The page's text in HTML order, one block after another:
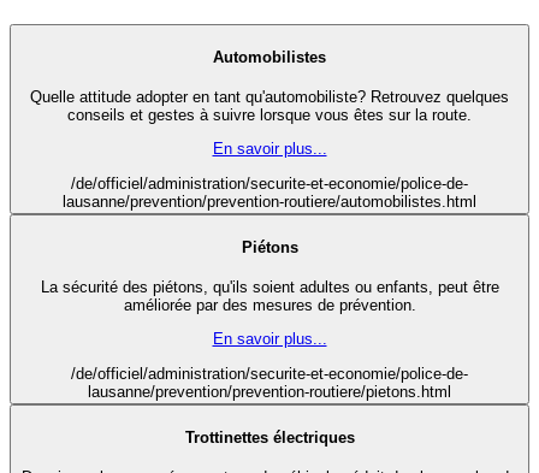
Automobilistes
Quelle attitude adopter en tant qu'automobiliste? Retrouvez quelques
conseils et gestes à suivre lorsque vous êtes sur la route.
En savoir plus...
/de/officiel/administration/securite-et-economie/police-de-
lausanne/prevention/prevention-routiere/automobilistes.html
Piétons
La sécurité des piétons, qu'ils soient adultes ou enfants, peut être
améliorée par des mesures de prévention.
En savoir plus...
/de/officiel/administration/securite-et-economie/police-de-
lausanne/prevention/prevention-routiere/pietons.html
Trottinettes électriques